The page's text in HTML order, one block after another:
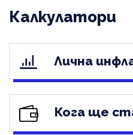
Калкулатори
Лична
Кога ще